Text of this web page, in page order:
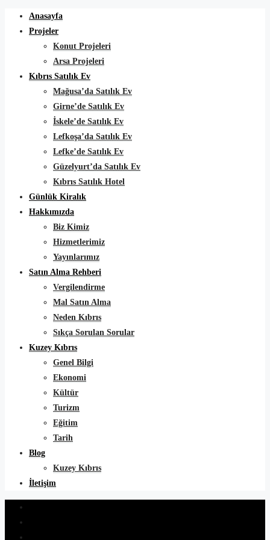
Anasayfa
Projeler
Konut Projeleri
Arsa Projeleri
Kıbrıs Satılık Ev
Mağusa’da Satılık Ev
Girne’de Satılık Ev
İskele’de Satılık Ev
Lefkoşa’da Satılık Ev
Lefke’de Satılık Ev
Güzelyurt’da Satılık Ev
Kıbrıs Satılık Hotel
Günlük Kiralık
Hakkımızda
Biz Kimiz
Hizmetlerimiz
Yayınlarımız
Satın Alma Rehberi
Vergilendirme
Mal Satın Alma
Neden Kıbrıs
Sıkça Sorulan Sorular
Kuzey Kıbrıs
Genel Bilgi
Ekonomi
Kültür
Turizm
Eğitim
Tarih
Blog
Kuzey Kıbrıs
İletişim